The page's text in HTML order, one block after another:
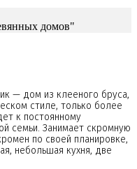
домов"
— дом из клееного бруса,
стиле, только более
к постоянному
семьи. Занимает скромную
по своей планировке,
небольшая кухня, две